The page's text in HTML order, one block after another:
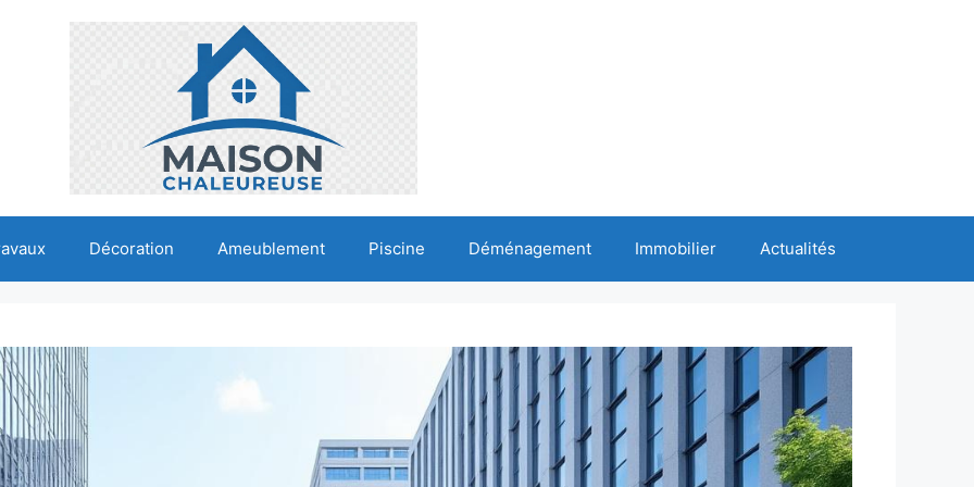
Décoration Ameublement Piscine Déménagement Immobilier Actualités